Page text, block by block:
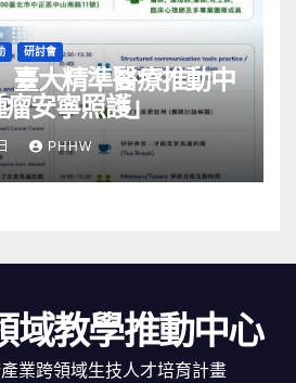
研討會
臺大精準醫療推動中
安寧照護」
PHHW
域教學推動中心
業跨領域生技人才培育計畫